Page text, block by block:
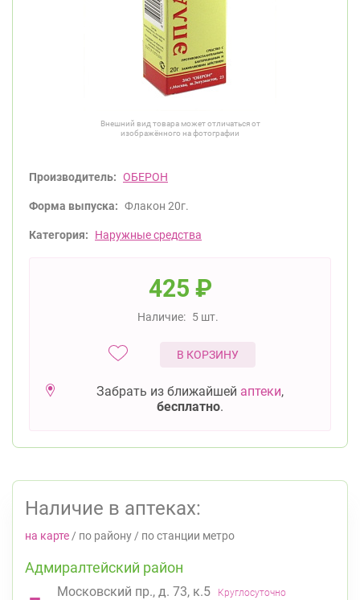
Внешний вид товара может отличаться от
изображённого на фотографии
Производитель: ОБЕРОН
Форма выпуска: Флакон 20г.
Категория: Наружные средства
425 ₽
Наличие: 5 шт.
В КОРЗИНУ
Забрать из ближайшей аптеки,
бесплатно.
Наличие в аптеках:
на карте / по району / по станции метро
Адмиралтейский район
Московский пр., д. 73, к.5 Круглосуточно